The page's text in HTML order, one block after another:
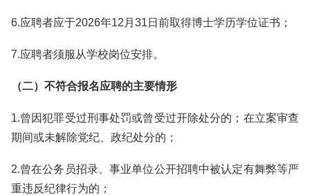
6.应聘者应于2026年12月31日前取得博士学历学位证书；
7.应聘者须服从学校岗位安排。
（二）不符合报名应聘的主要情形
1.曾因犯罪受过刑事处罚或曾受过开除处分的；在立案审查
期间或未解除党纪、政纪处分的；
2.曾在公务员招录、事业单位公开招聘中被认定有舞弊等严
重违反纪律行为的；